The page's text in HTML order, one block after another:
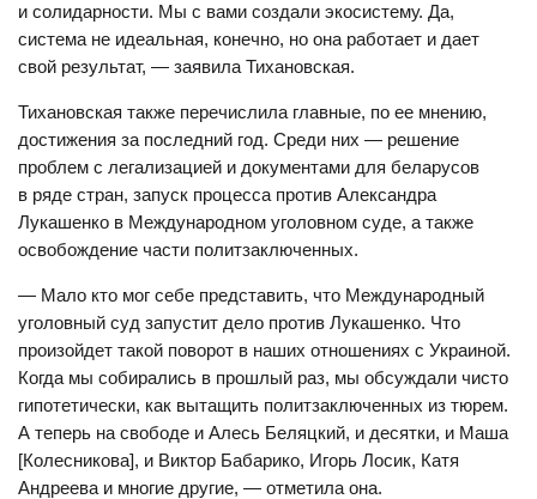
и солидарности. Мы с вами создали экосистему. Да,
система не идеальная, конечно, но она работает и дает
свой результат, — заявила Тихановская.
Тихановская также перечислила главные, по ее мнению,
достижения за последний год. Среди них — решение
проблем с легализацией и документами для беларусов
в ряде стран, запуск процесса против Александра
Лукашенко в Международном уголовном суде, а также
освобождение части политзаключенных.
— Мало кто мог себе представить, что Международный
уголовный суд запустит дело против Лукашенко. Что
произойдет такой поворот в наших отношениях с Украиной.
Когда мы собирались в прошлый раз, мы обсуждали чисто
гипотетически, как вытащить политзаключенных из тюрем.
А теперь на свободе и Алесь Беляцкий, и десятки, и Маша
[Колесникова], и Виктор Бабарико, Игорь Лосик, Катя
Андреева и многие другие, — отметила она.